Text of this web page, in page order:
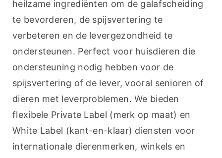
heilzame ingrediënten om de galafscheiding
te bevorderen, de spijsvertering te
verbeteren en de levergezondheid te
ondersteunen. Perfect voor huisdieren die
ondersteuning nodig hebben voor de
spijsvertering of de lever, vooral senioren of
dieren met leverproblemen. We bieden
flexibele Private Label (merk op maat) en
White Label (kant-en-klaar) diensten voor
internationale dierenmerken, winkels en